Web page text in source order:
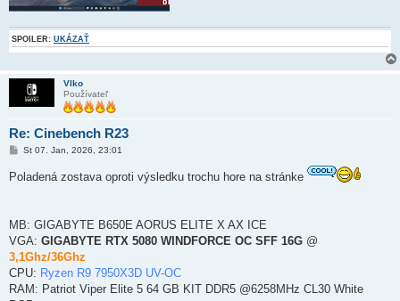
SPOILER: UKÁZAŤ
Vlko
Používateľ
Re: Cinebench R23
P
s
o
k
St 07. Jan, 2026, 23:01
Poladená zostava oproti výsledku trochu hore na stránke
MB: GIGABYTE B650E AORUS ELITE X AX ICE
VGA: GIGABYTE RTX 5080 WINDFORCE OC SFF 16G @
3,1Ghz/36Ghz
CPU: Ryzen R9 7950X3D UV-OC
RAM: Patriot Viper Elite 5 64 GB KIT DDR5 @6258MHz CL30 White